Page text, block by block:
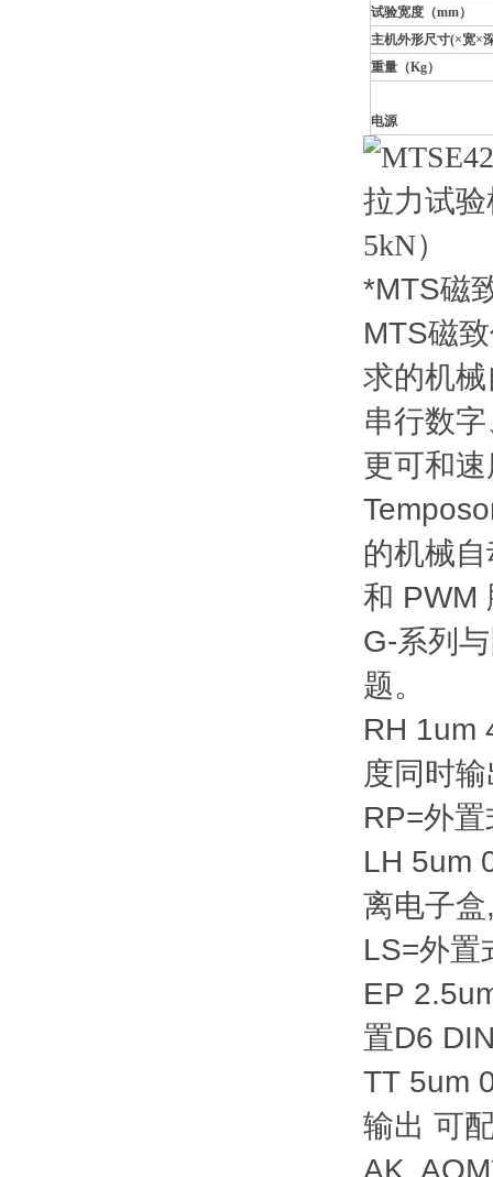
试验宽度（mm）
主机外形尺寸(×宽×
重量（Kg）
电源
*MTS磁
MTS磁
求的机
串行数
更可和
的机械
和
G-系列
题。
RH 1um
度同时
RP=外
LH 5um
离电子
LS=外置
EP
置D6
TT 5um
输出 可
AK,